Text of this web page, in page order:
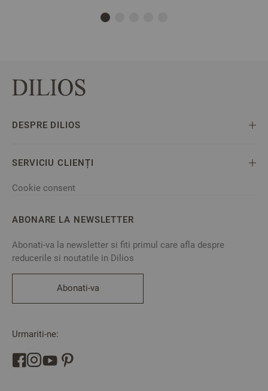
DESPRE DILIOS
SERVICIU CLIENȚI
Cookie consent
ABONARE LA NEWSLETTER
Abonati-va la newsletter si fiti primul care afla despre
reducerile si noutatile in Dilios
Abonati-va
Urmariti-ne: